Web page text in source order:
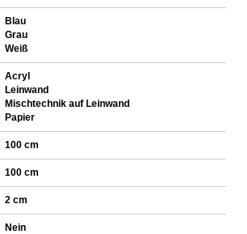
Blau
Grau
Weiß
Acryl
Leinwand
Mischtechnik auf Leinwand
Papier
100 cm
100 cm
2 cm
Nein